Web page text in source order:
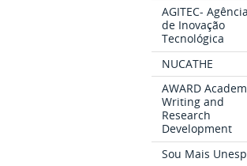
AGITEC- Agência
de Inovação
Tecnológica
NUCATHE
AWARD
Writing and
Research
Development
Sou Mais